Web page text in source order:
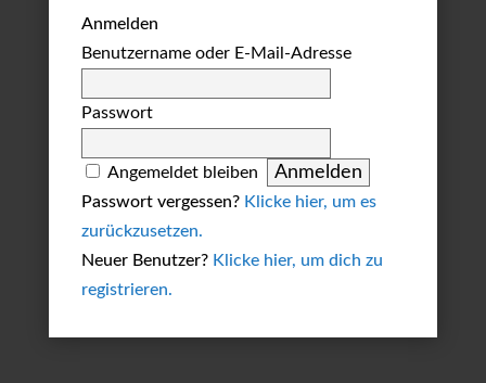
Anmelden
Benutzername oder E-Mail-Adresse
Passwort
Angemeldet bleiben
Passwort vergessen? Klicke hier, um es
zurückzusetzen.
Neuer Benutzer? Klicke hier, um dich zu
registrieren.